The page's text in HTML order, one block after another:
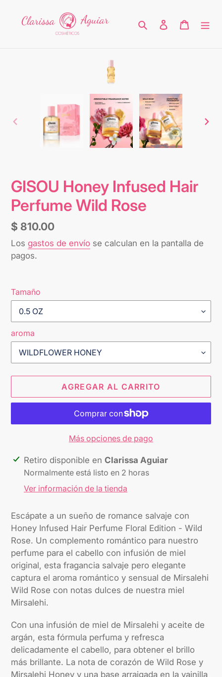
directamente
Buscar IngresarCarrito
ANTERIOR
DIAPOSITIVA
GISOU Honey Infused Hair
Perfume Wild Rose
Precio
habitual
$ 810.00
Los gastos de envío se calculan en la pantalla de
pagos.
Tamaño
aroma
AGREGAR AL CARRITO
Más opciones de pago
Agregando
producto
carrito
Retiro disponible en Clarissa Aguiar
Normalmente está listo en 2 horas
Ver información de la tienda
Escápate a un sueño de romance salvaje con
Honey Infused Hair Perfume Floral Edition - Wild
Rose. Un complemento romántico para nuestro
perfume para el cabello con infusión de miel
original, esta fragancia salvaje pero elegante
captura el aroma romántico y sensual de Mirsalehi
Wild Rose con notas dulces de nuestra miel
Mirsalehi.
Con una infusión de miel de Mirsalehi y aceite de
argán, esta fórmula perfuma y refresca
delicadamente el cabello, para obtener el brillo
más brillante. La nota de corazón de Wild Rose y
Mirsalehi Honey y una base arraigada en la vainilla